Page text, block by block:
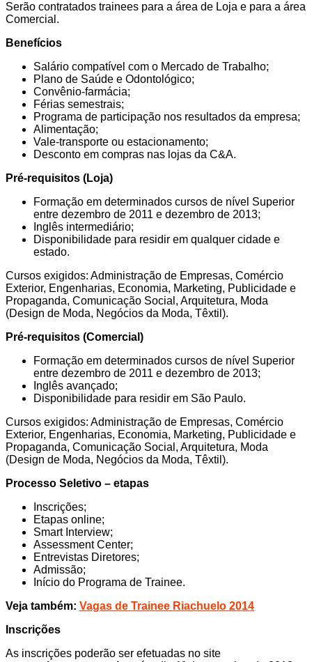
Serão contratados trainees para a área de Loja e para a área
Comercial.
Benefícios
Salário compatível com o Mercado de Trabalho;
Plano de Saúde e Odontológico;
Convênio-farmácia;
Férias semestrais;
Programa de participação nos resultados da empresa;
Alimentação;
Vale-transporte ou estacionamento;
Desconto em compras nas lojas da C&A.
Pré-requisitos (Loja)
Formação em determinados cursos de nível Superior
entre dezembro de 2011 e dezembro de 2013;
Inglês intermediário;
Disponibilidade para residir em qualquer cidade e
estado.
Cursos exigidos: Administração de Empresas, Comércio
Exterior, Engenharias, Economia, Marketing, Publicidade e
Propaganda, Comunicação Social, Arquitetura, Moda
(Design de Moda, Negócios da Moda, Têxtil).
Pré-requisitos (Comercial)
Formação em determinados cursos de nível Superior
entre dezembro de 2011 e dezembro de 2013;
Inglês avançado;
Disponibilidade para residir em São Paulo.
Cursos exigidos: Administração de Empresas, Comércio
Exterior, Engenharias, Economia, Marketing, Publicidade e
Propaganda, Comunicação Social, Arquitetura, Moda
(Design de Moda, Negócios da Moda, Têxtil).
Processo Seletivo – etapas
Inscrições;
Etapas online;
Smart Interview;
Assessment Center;
Entrevistas Diretores;
Admissão;
Início do Programa de Trainee.
Veja também: Vagas de Trainee Riachuelo 2014
Inscrições
As inscrições poderão ser efetuadas no site